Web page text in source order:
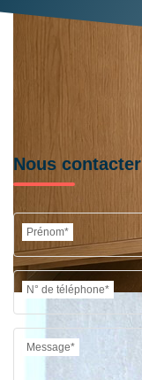
Nous contacter
Prénom*
N° de téléphone*
Message*